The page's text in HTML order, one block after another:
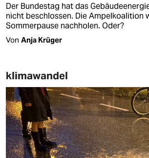
Der Bundestag hat das
nicht beschlossen. Die Ampelkoalition
Sommerpause nachholen. Oder?
Von Anja Krüger
klimawandel